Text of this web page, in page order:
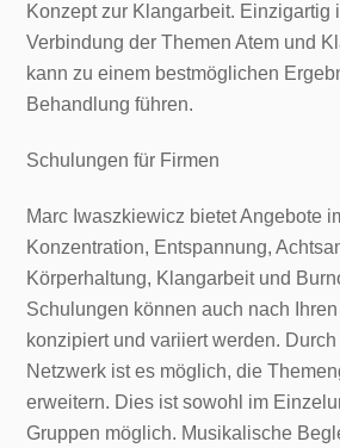
Konzept zur Klangarbeit. Einzigartig
Verbindung der Themen Atem und
kann zu einem bestmöglichen
Behandlung führen.
Schulungen für Firmen
Marc Iwaszkiewicz bietet Angebote
Konzentration, Entspannung,
Körperhaltung, Klangarbeit und
Schulungen können auch nach
konzipiert und variiert werden.
Netzwerk ist es möglich, die
erweitern. Dies ist sowohl im
Gruppen möglich. Musikalische